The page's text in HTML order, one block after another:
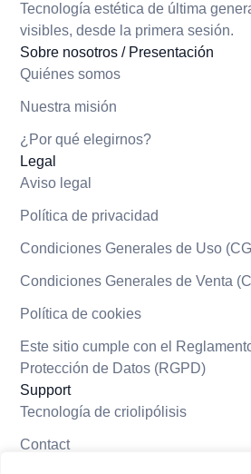
Tecnología estética de última
visibles, desde la primera sesión.
Sobre nosotros / Presentación
Quiénes somos
Nuestra misión
¿Por qué elegirnos?
Legal
Aviso legal
Política de privacidad
Condiciones Generales de Uso
Condiciones Generales de Venta
Política de cookies
Este sitio cumple con el
Protección de Datos (RGPD)
Support
Tecnología de criolipólisis
Contact